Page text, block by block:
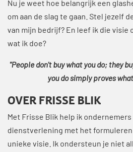
Nu je weet hoe belangrijk een
om aan de slag te gaan. Stel jezelf
van mijn bedrijf? En leef ik die visie
wat ik doe?
"People don't buy what you do; they
you do simply proves
OVER FRISSE BLIK
Met Frisse Blik help ik ondernemers
dienstverlening met het
unieke visie. Ik ondersteun je niet